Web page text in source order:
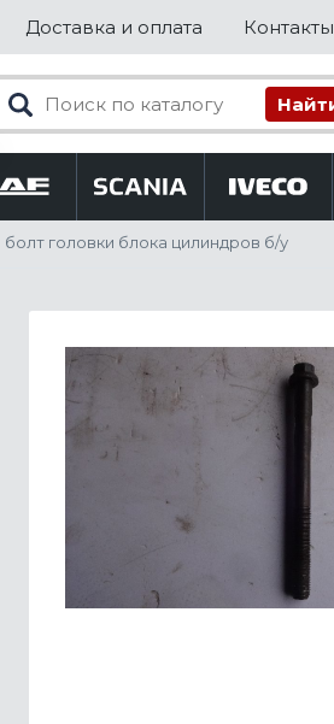
Доставка и оплата Контакты
болт головки блока цилиндров б/у